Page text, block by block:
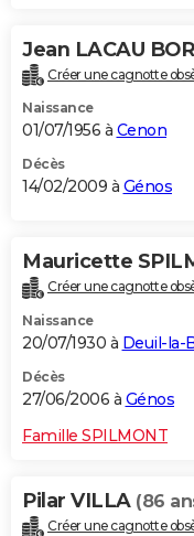
Jean LACAU
Créer une cagnotte
Naissance
01/07/1956 à Cenon
Décès
14/02/2009 à Génos
Mauricette
Créer une cagnotte
Naissance
20/07/1930 à Deuil-la-
Décès
27/06/2006 à Génos
Famille SPILMONT
Pilar VILLA (86
Créer une cagnotte